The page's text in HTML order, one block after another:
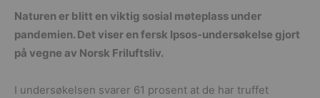
Naturen er blitt en viktig sosial møteplass under
pandemien. Det viser en fersk Ipsos-undersøkelse gjort
på vegne av Norsk Friluftsliv.
I undersøkelsen svarer 61 prosent at de har truffet